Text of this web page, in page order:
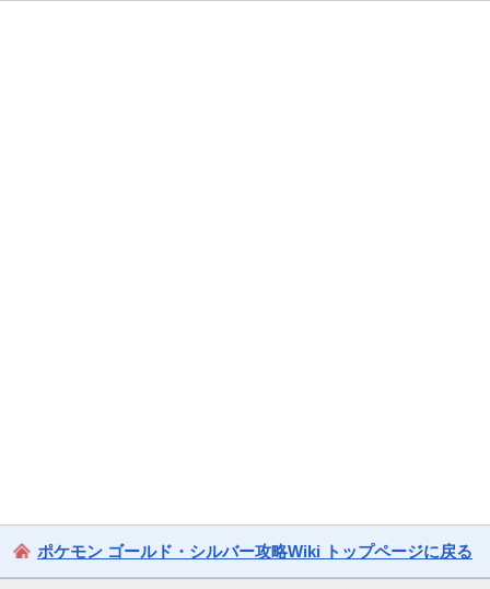
ポケモン ゴールド・シルバー攻略Wiki トップページに戻る